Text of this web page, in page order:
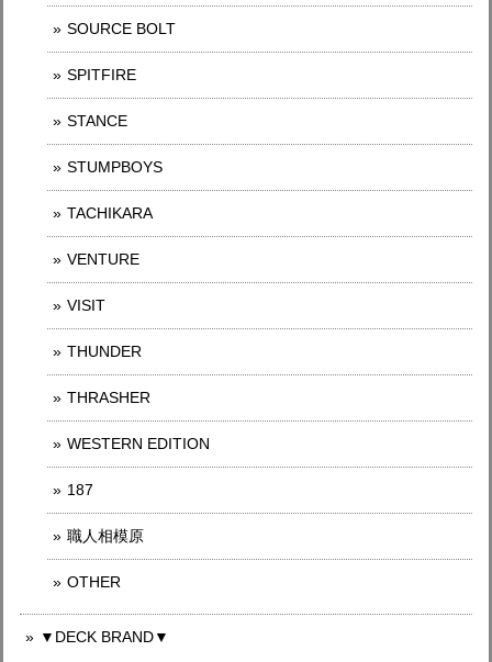
SOURCE BOLT
SPITFIRE
STANCE
STUMPBOYS
TACHIKARA
VENTURE
VISIT
THUNDER
THRASHER
WESTERN EDITION
187
職人相模原
OTHER
▼DECK BRAND▼